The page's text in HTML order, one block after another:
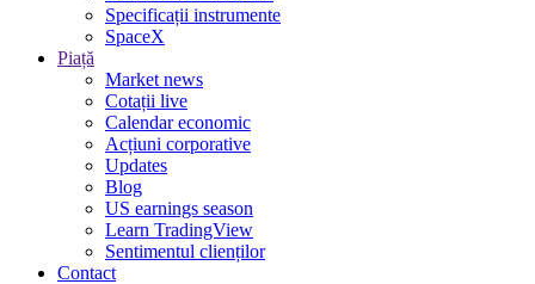
Specificații instrumente
SpaceX
Piață
Market news
Cotații live
Calendar economic
Acțiuni corporative
Updates
Blog
US earnings season
Learn TradingView
Sentimentul clienților
Contact